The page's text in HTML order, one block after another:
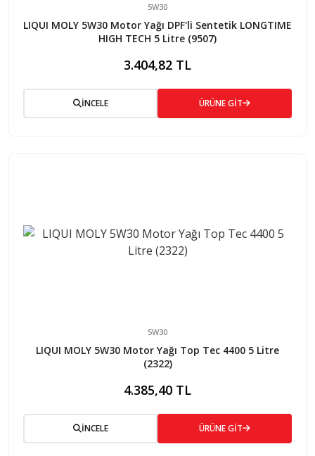
5W30
LIQUI MOLY 5W30 Motor Yağı DPF'li Sentetik LONGTIME
HIGH TECH 5 Litre (9507)
3.404,82 TL
İNCELE ÜRÜNE GİT
5W30
LIQUI MOLY 5W30 Motor Yağı Top Tec 4400 5 Litre
(2322)
4.385,40 TL
İNCELE ÜRÜNE GİT